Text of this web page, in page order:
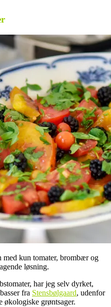
med kun tomater, brombær og
løsning.
har jeg selv dyrket,
fra Stensbølgaard, udenfor
grøntsager.